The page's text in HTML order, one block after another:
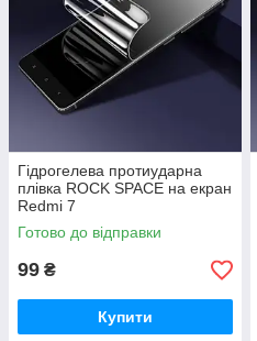
Гідрогелева протиударна
плівка ROCK SPACE на екран
Redmi 7
Готово до відправки
99 ₴
Купити